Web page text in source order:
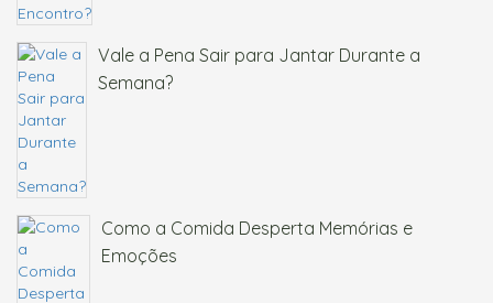
Vale a Pena Sair para Jantar Durante a
Semana?
Como a Comida Desperta Memórias e
Emoções